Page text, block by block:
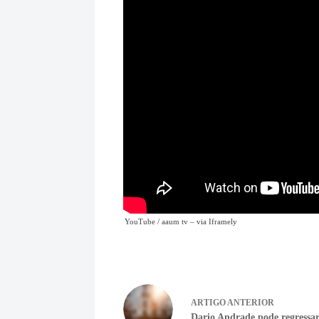
YouTube / aaum tv – viaIframely
ARTIGO ANTERIOR